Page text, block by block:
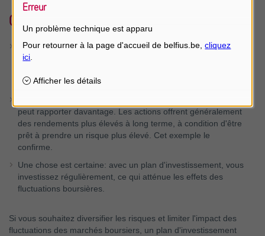
Que nous apprend ce graphique?
Si vous investissez ponctuellement, juste avant un
effondrement brutal du marché boursier, votre
que s’il avait été programmé.
peut rapporter davantage. Les actions offrent généralement
des rendements plus élevés à long terme, à condition d'être
prêt à prendre un risque plus élevé. Cet exemple le
confirme.
Une chose est certaine: avec un plan d'investissement, vous
investissez régulièrement, ce qui atténue les effets des
fluctuations boursières.
Si vous souhaitez diversifier les risques et limiter l'impact des
fluctuations des marchés boursiers, un plan d'investissement
Erreur
Un problème technique est apparu